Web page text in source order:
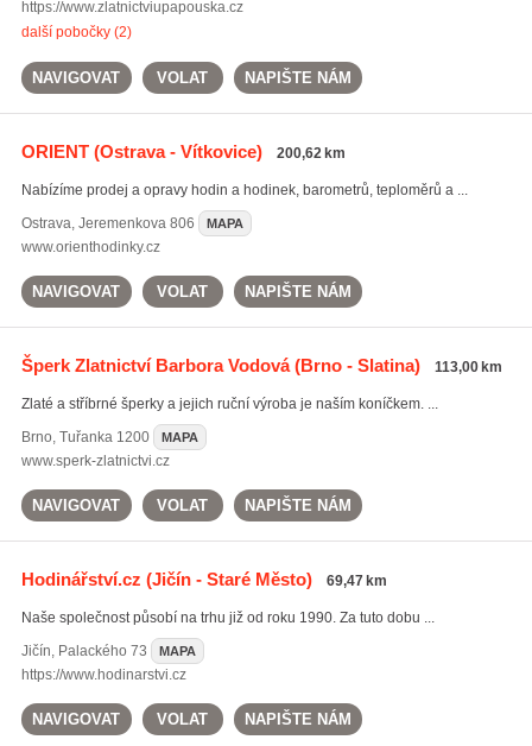
https://www.zlatnictviupapouska.cz
další pobočky (2)
NAVIGOVAT VOLAT NAPIŠTE NÁM
ORIENT(Ostrava - Vítkovice) 200,62 km
Nabízíme prodej a opravy hodin a hodinek, barometrů, teploměrů a ...
Ostrava, Jeremenkova 806 MAPA
www.orienthodinky.cz
NAVIGOVAT VOLAT NAPIŠTE NÁM
Šperk Zlatnictví Barbora Vodová(Brno - Slatina) 113,00 km
Zlaté a stříbrné šperky a jejich ruční výroba je naším koníčkem. ...
Brno, Tuřanka 1200 MAPA
www.sperk-zlatnictvi.cz
NAVIGOVAT VOLAT NAPIŠTE NÁM
Hodinářství.cz (Jičín - Staré Město) 69,47 km
Naše společnost působí na trhu již od roku 1990. Za tuto dobu ...
Jičín, Palackého 73 MAPA
https://www.hodinarstvi.cz
NAVIGOVAT VOLAT NAPIŠTE NÁM